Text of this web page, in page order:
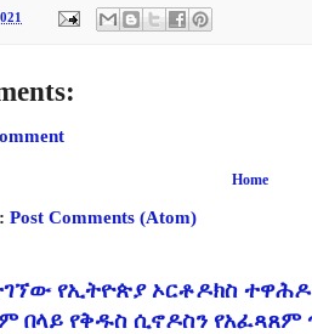
Home
Post Comments (Atom)
የኢትዮጵያ ኦርቶዶክስ
በላይ የቅዱስ ሲኖዶስን የአፈጻጸም